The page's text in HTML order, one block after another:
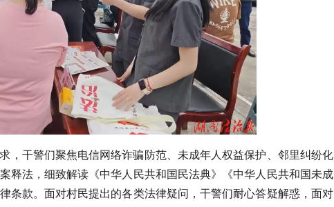
，干警们聚焦电信网络诈骗防范、未成年人权益保护、邻里纠纷化
释法，细致解读《中华人民共和国民法典》《中华人民共和国未成
条款。面对村民提出的各类法律疑问，干警们耐心答疑解惑，面对